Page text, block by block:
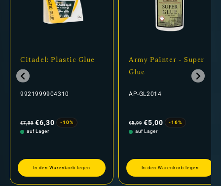
Citadel: Plastic Glue
9921999904310
Preis
€7,00 €6,30
-10%
auf Lager
In den Warenkorb legen
Army Painter - Super
Glue
AP-GL2014
Preis
€5,99 €5,00
-16%
auf Lager
In den Warenkorb legen